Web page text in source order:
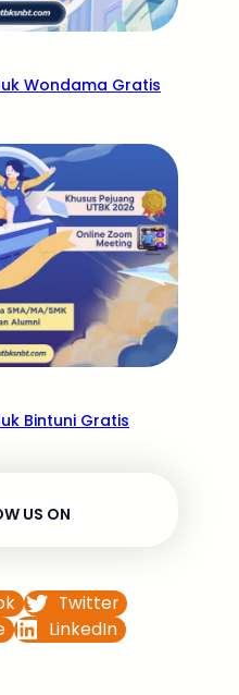
Wondama Gratis
Bintuni Gratis
US ON
Twitter
LinkedIn